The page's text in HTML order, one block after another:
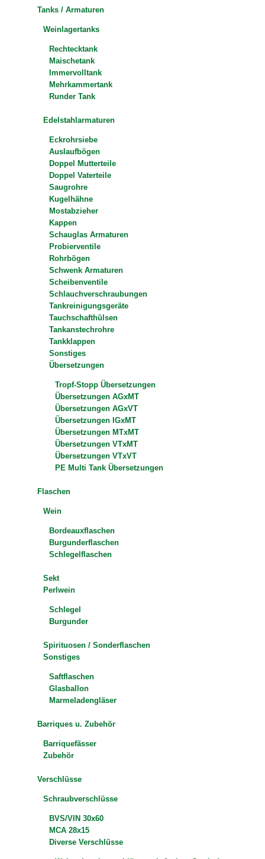
Tanks / Armaturen
Weinlagertanks
Rechtecktank
Maischetank
Immervolltank
Mehrkammertank
Runder Tank
Edelstahlarmaturen
Eckrohrsiebe
Auslaufbögen
Doppel Mutterteile
Doppel Vaterteile
Saugrohre
Kugelhähne
Mostabzieher
Kappen
Schauglas Armaturen
Probierventile
Rohrbögen
Schwenk Armaturen
Scheibenventile
Schlauchverschraubungen
Tankreinigungsgeräte
Tauchschafthülsen
Tankanstechrohre
Tankklappen
Sonstiges
Übersetzungen
Tropf-Stopp Übersetzungen
Übersetzungen AGxMT
Übersetzungen AGxVT
Übersetzungen IGxMT
Übersetzungen MTxMT
Übersetzungen VTxMT
Übersetzungen VTxVT
PE Multi Tank Übersetzungen
Flaschen
Wein
Bordeauxflaschen
Burgunderflaschen
Schlegelflaschen
Sekt
Perlwein
Schlegel
Burgunder
Spirituosen / Sonderflaschen
Sonstiges
Saftflaschen
Glasballon
Marmeladengläser
Barriques u. Zubehör
Barriquefässer
Zubehör
Verschlüsse
Schraubverschlüsse
BVS/VIN 30x60
MCA 28x15
Diverse Verschlüsse